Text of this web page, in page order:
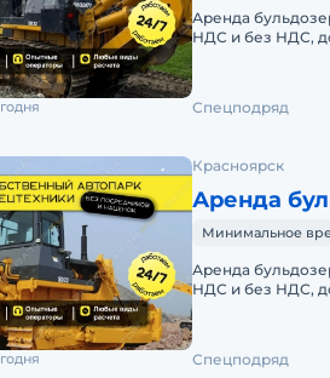
Аренда
НДС и без НДС,
Спецподряд
Красноярск
Аренда
Минимальное
Аренда
НДС и без НДС,
Спецподряд